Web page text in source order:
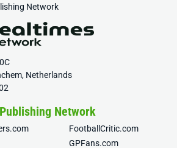
Network
Netherlands
Network
FootballCritic.com
GPFans.com